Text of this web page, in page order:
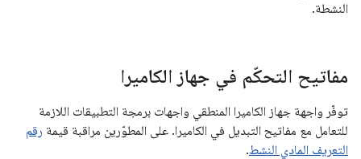
النشطة.
مفاتيح التحكّم في جهاز الكاميرا
توفّر واجهة جهاز الكاميرا المنطقي واجهات برمجة التطبيقات اللازمة
للتعامل مع مفاتيح التبديل في الكاميرا. على المطوّرين مراقبة قيمة رقم
التعريف المادي النشط.